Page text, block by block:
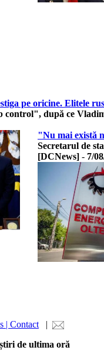
pe oricine. Elitele
control", după ce
"Nu mai există
Secretarul de
[DCNews] - 7/
| Contact |
de ultima oră